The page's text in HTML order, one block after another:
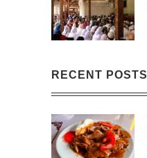
RECENT POSTS